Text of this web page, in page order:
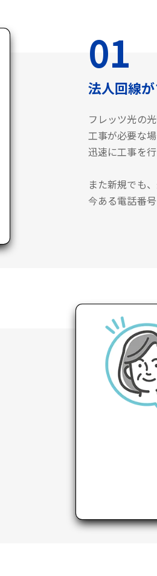
01
法人回線
フレッツ光の
工事が必要な
迅速に工事を
また新規でも
今ある電話番